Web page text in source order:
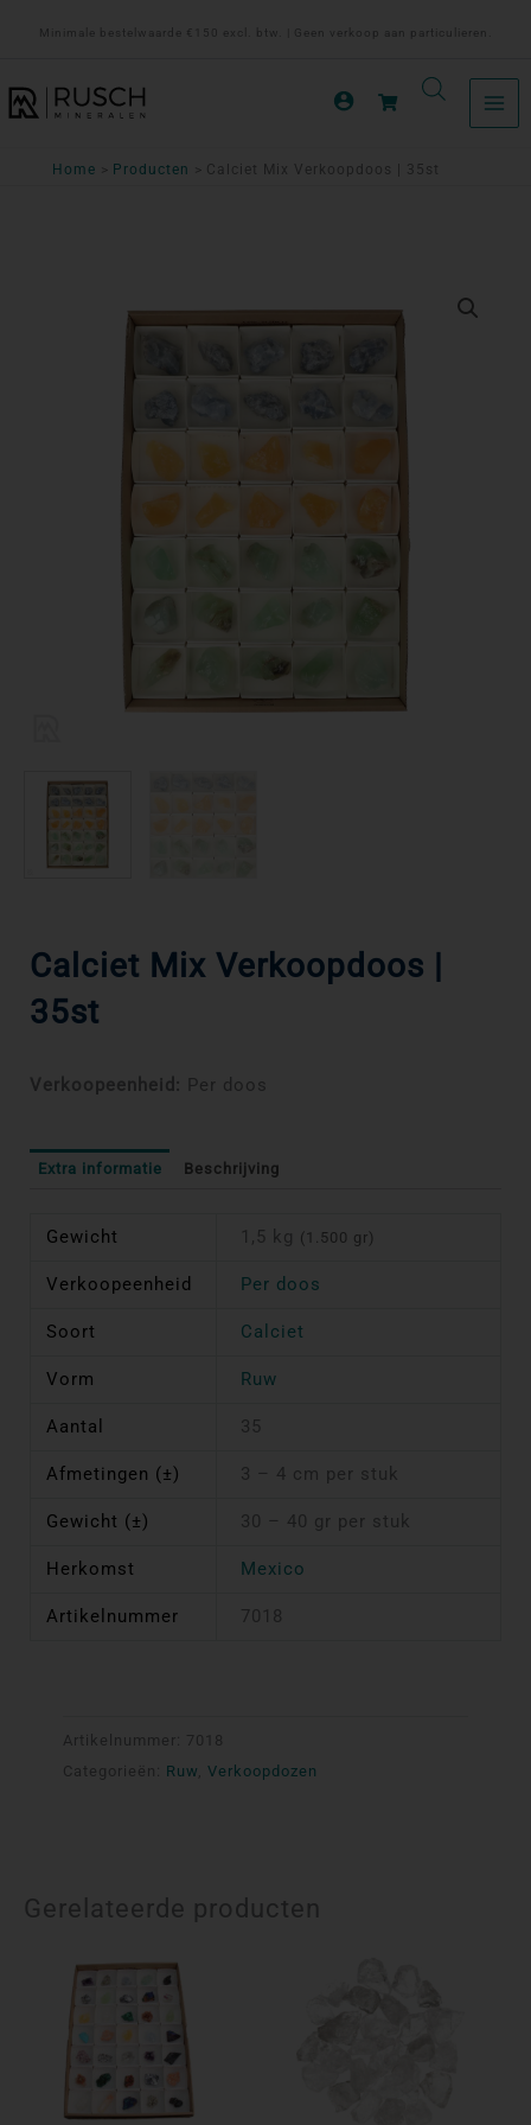
inhoud
Minimale bestelwaarde €150 excl. btw. | Geen verkoop aan particulieren.
Home Producten Calciet Mix Verkoopdoos | 35st
Calciet Mix Verkoopdoos |
35st
Verkoopeenheid: Per doos
Extra informatie Beschrijving
Gewicht 1,5 kg (1.500 gr)
Verkoopeenheid Per doos
Soort Calciet
Vorm Ruw
Aantal 35
Afmetingen (±) 3 – 4 cm per stuk
Gewicht (±) 30 – 40 gr per stuk
Herkomst Mexico
Artikelnummer 7018
Artikelnummer: 7018
Categorieën:
Ruw Verkoopdozen
Gerelateerde producten